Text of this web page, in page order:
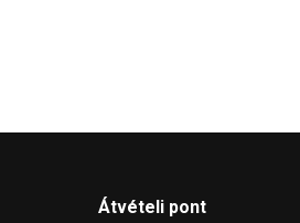
Átvételi pont